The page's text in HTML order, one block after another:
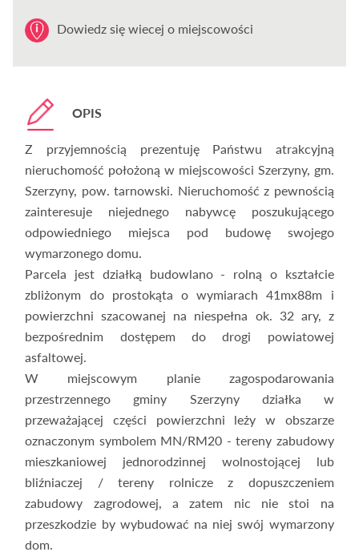
Dowiedz się wiecej o miejscowości
OPIS
Z przyjemnością prezentuję Państwu atrakcyjną
nieruchomość położoną w miejscowości Szerzyny, gm.
Szerzyny, pow. tarnowski. Nieruchomość z pewnością
zainteresuje niejednego nabywcę poszukującego
odpowiedniego miejsca pod budowę swojego
wymarzonego domu.
Parcela jest działką budowlano - rolną o kształcie
zbliżonym do prostokąta o wymiarach 41mx88m i
powierzchni szacowanej na niespełna ok. 32 ary, z
bezpośrednim dostępem do drogi powiatowej
asfaltowej.
W miejscowym planie zagospodarowania
przestrzennego gminy Szerzyny działka w
przeważającej części powierzchni leży w obszarze
oznaczonym symbolem MN/RM20 - tereny zabudowy
mieszkaniowej jednorodzinnej wolnostojącej lub
bliźniaczej / tereny rolnicze z dopuszczeniem
zabudowy zagrodowej, a zatem nic nie stoi na
przeszkodzie by wybudować na niej swój wymarzony
dom.